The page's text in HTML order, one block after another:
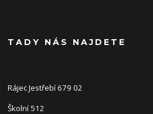
TADY NÁS NAJDETE
Rájec Jestřebí 679 02
Školní 512